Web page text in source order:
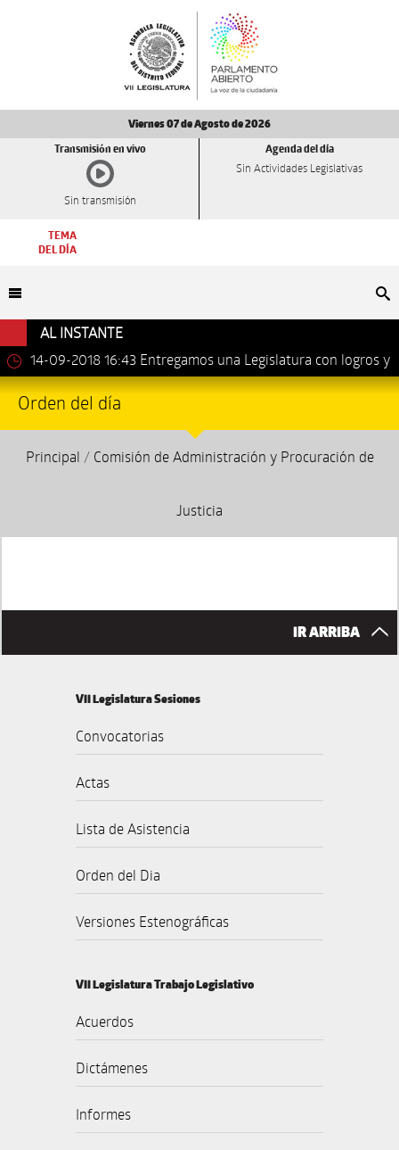
Viernes 07 de Agosto de 2026
Transmisión en vivo
Sin transmisión
Agenda del día
Sin Actividades Legislativas
TEMA
DEL DÍA
AL INSTANTE
14-09-2018 16:43 Entregamos una Legislatura con logros y
avances importantes: Dip. Leonel Luna Estrada.
Orden del día
Principal / Comisión de Administración y Procuración de
Justicia
IR ARRIBA
VII Legislatura Sesiones
Convocatorias
Actas
Lista de Asistencia
Orden del Dia
Versiones Estenográficas
VII Legislatura Trabajo Legislativo
Acuerdos
Dictámenes
Informes